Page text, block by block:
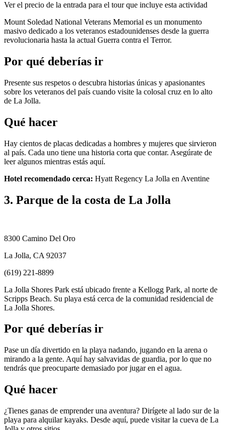
Ver el precio de la entrada para el tour que incluye esta actividad
Mount Soledad National Veterans Memorial es un monumento
masivo dedicado a los veteranos estadounidenses desde la guerra
revolucionaria hasta la actual Guerra contra el Terror.
Por qué deberías ir
Presente sus respetos o descubra historias únicas y apasionantes
sobre los veteranos del país cuando visite la colosal cruz en lo alto
de La Jolla.
Qué hacer
Hay cientos de placas dedicadas a hombres y mujeres que sirvieron
al país. Cada uno tiene una historia corta que contar. Asegúrate de
leer algunos mientras estás aquí.
Hotel recomendado cerca: Hyatt Regency La Jolla en Aventine
3. Parque de la costa de La Jolla
8300 Camino Del Oro
La Jolla, CA 92037
(619) 221-8899
La Jolla Shores Park está ubicado frente a Kellogg Park, al norte de
Scripps Beach. Su playa está cerca de la comunidad residencial de
La Jolla Shores.
Por qué deberías ir
Pase un día divertido en la playa nadando, jugando en la arena o
mirando a la gente. Aquí hay salvavidas de guardia, por lo que no
tendrás que preocuparte demasiado por jugar en el agua.
Qué hacer
¿Tienes ganas de emprender una aventura? Dirígete al lado sur de la
playa para alquilar kayaks. Desde aquí, puede visitar la cueva de La